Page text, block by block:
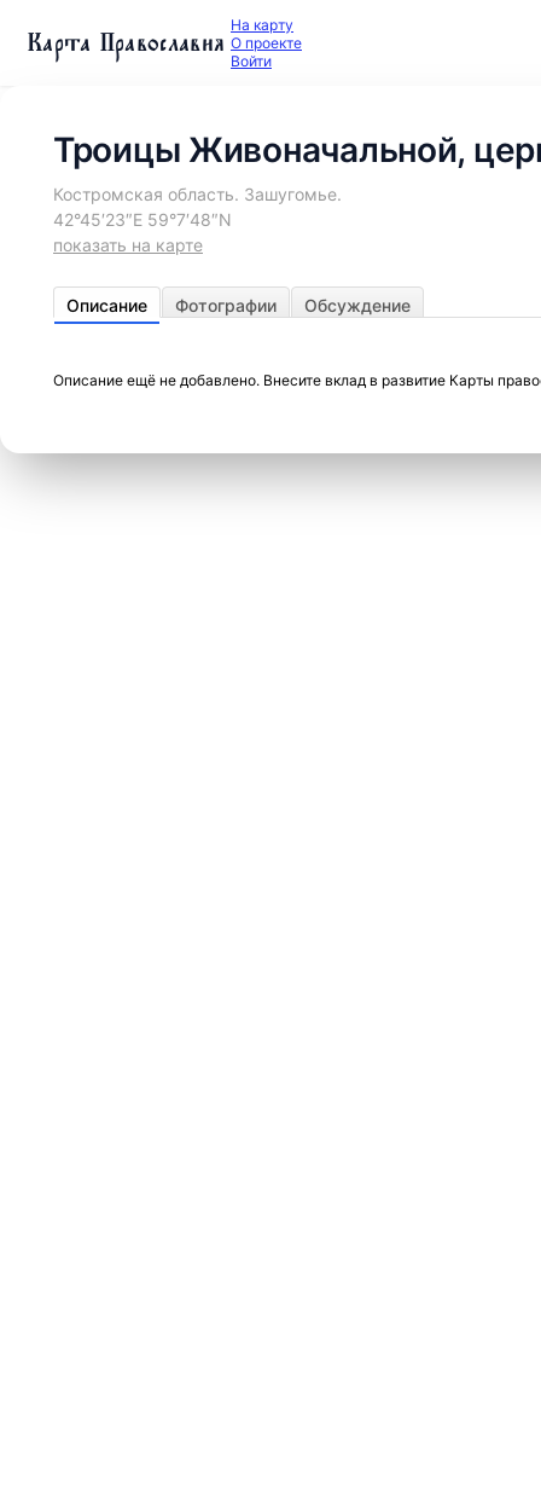
Карта Православия На карту
О проекте
Войти
Троицы Живоначальной,
Костромская область. Зашугомье.
42°45′23″E 59°7′48″N
показать на карте
Описание Фотографии Обсуждение
Описание ещё не добавлено. Внесите вклад в развитие Карты